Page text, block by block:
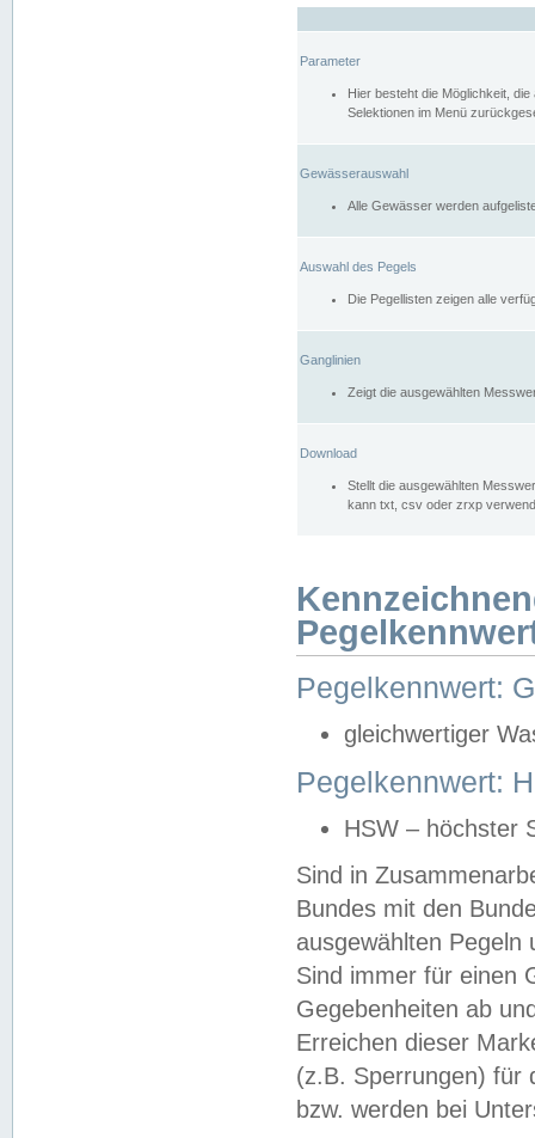
Parameter
Hier besteht die Möglichkeit,
Selektionen im Menü
Gewässerauswahl
Alle Gewässer werden
Auswahl des Pegels
Die Pegellisten zeigen alle
Ganglinien
Zeigt die ausgewählten
Download
Stellt die ausgewählten
kann txt, csv oder zrxp
Pegelkennwert:
gleichwertiger
Pegelkennwert:
HSW – höchster
Sind in
Bundes mit den
ausgewählten
Sind immer für einen
Gegebenheiten ab
Erreichen dieser
(z.B. Sperrungen) für
bzw. werden bei